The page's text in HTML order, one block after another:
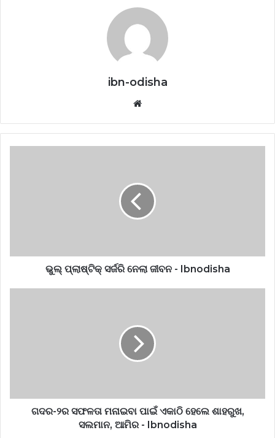
ibn-odisha
Website
ଭୁଲ୍‌ ପ୍ଲାଷ୍ଟିକ୍‌ ସର୍ଜରି ନେଲା ଜୀବନ - Ibnodisha
ଗଦର-୨ର ସଫଳତା ମନାଇବା ପାଇଁ ଏକାଠି ହେଲେ ଶାହରୁଖ,
ସଲମାନ, ଆମିର - Ibnodisha